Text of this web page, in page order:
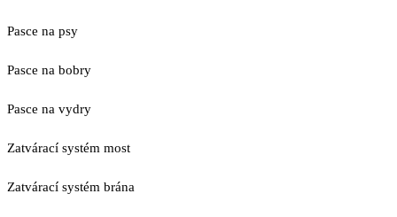
Pasce na psy
Pasce na bobry
Pasce na vydry
Zatvárací systém most
Zatvárací systém brána